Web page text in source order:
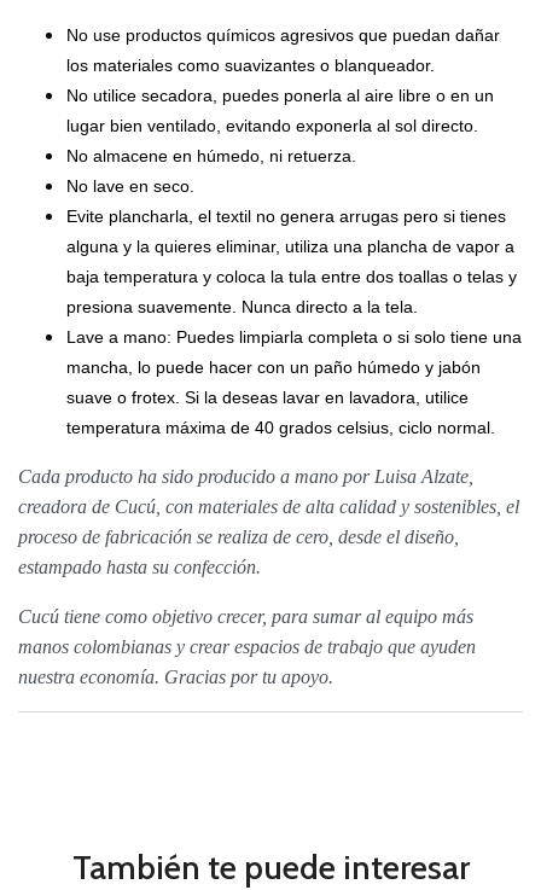
No use productos químicos agresivos que puedan dañar
los materiales como suavizantes o blanqueador.
No utilice secadora, puedes ponerla al aire libre o en un
lugar bien ventilado, evitando exponerla al sol directo.
No almacene en húmedo, ni retuerza.
No lave en seco.
Evite plancharla, el textil no genera arrugas pero si tienes
alguna y la quieres eliminar, utiliza una plancha de vapor a
baja temperatura y coloca la tula entre dos toallas o telas y
presiona suavemente. Nunca directo a la tela.
Lave a mano: Puedes limpiarla completa o si solo tiene una
mancha, lo puede hacer con un paño húmedo y jabón
suave o frotex. Si la deseas lavar en lavadora, utilice
temperatura máxima de 40 grados celsius, ciclo normal.
Cada producto ha sido producido a mano por Luisa Alzate,
creadora de Cucú, con materiales de alta calidad y sostenibles, el
proceso de fabricación se realiza de cero, desde el diseño,
estampado hasta su confección.
Cucú tiene como objetivo crecer, para sumar al equipo más
manos colombianas y crear espacios de trabajo que ayuden
nuestra economía. Gracias por tu apoyo.
También te puede interesar